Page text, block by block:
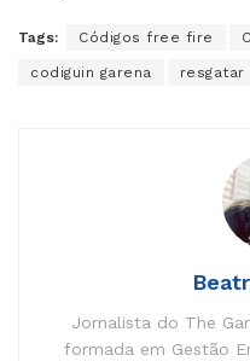
Tags: Códigos free fire
codiguin garena resgatar
Jornalista do The
formada em Gestão